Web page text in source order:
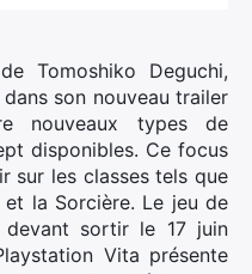
Tomoshiko Deguchi,
son nouveau trailer
nouveaux types de
disponibles. Ce focus
sur les classes tels que
et la Sorcière. Le jeu de
devant sortir le 17 juin
Vita présente